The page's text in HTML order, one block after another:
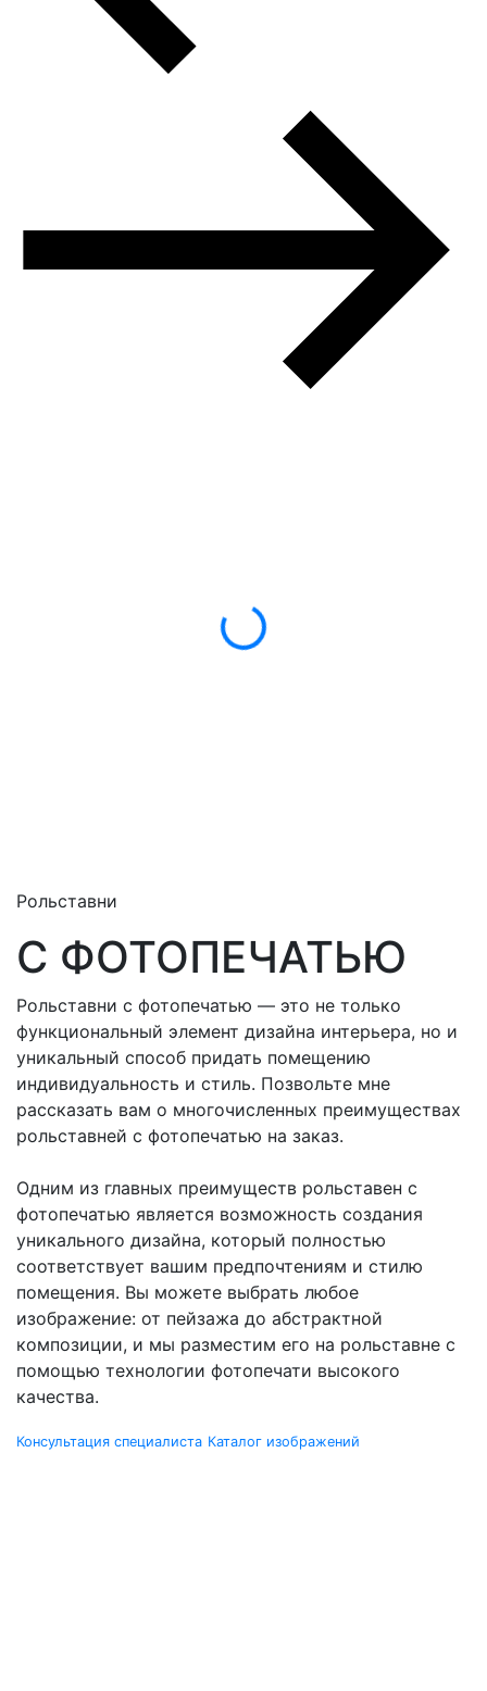
Рольставни
С ФОТОПЕЧАТЬЮ
Рольставни с фотопечатью — это не только
функциональный элемент дизайна интерьера, но и
уникальный способ придать помещению
индивидуальность и стиль. Позвольте мне
рассказать вам о многочисленных преимуществах
рольставней с фотопечатью на заказ.
Одним из главных преимуществ рольставен с
фотопечатью является возможность создания
уникального дизайна, который полностью
соответствует вашим предпочтениям и стилю
помещения. Вы можете выбрать любое
изображение: от пейзажа до абстрактной
композиции, и мы разместим его на рольставне с
помощью технологии фотопечати высокого
качества.
Консультация специалиста Каталог изображений